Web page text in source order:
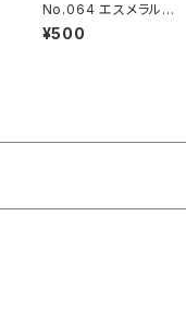
No.064 エスメラルダ
よりVa.（エントランス）
¥500